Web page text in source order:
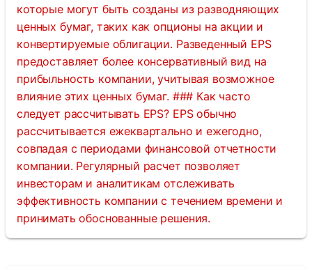
которые могут быть созданы из разводняющих
ценных бумаг, таких как опционы на акции и
конвертируемые облигации. Разведенный EPS
предоставляет более консервативный вид на
прибыльность компании, учитывая возможное
влияние этих ценных бумаг. ### Как часто
следует рассчитывать EPS? EPS обычно
рассчитывается ежеквартально и ежегодно,
совпадая с периодами финансовой отчетности
компании. Регулярный расчет позволяет
инвесторам и аналитикам отслеживать
эффективность компании с течением времени и
принимать обоснованные решения.